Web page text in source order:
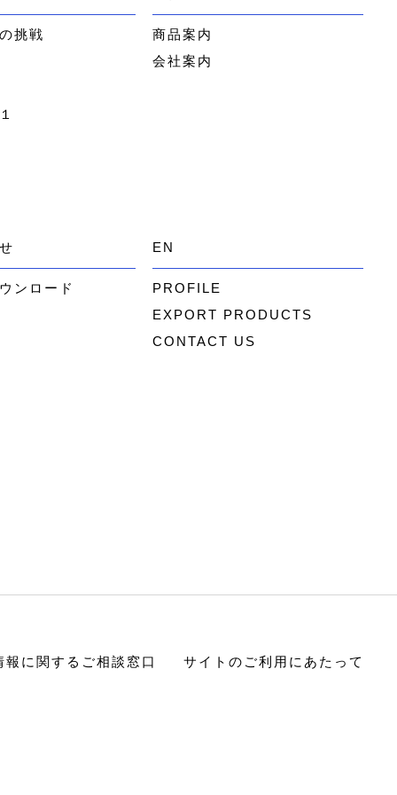
挑戦
商品案内
会社案内
ンロード
EN
PROFILE
EXPORT PRODUCTS
CONTACT US
報に関するご相談窓口 サイトのご利用にあたって